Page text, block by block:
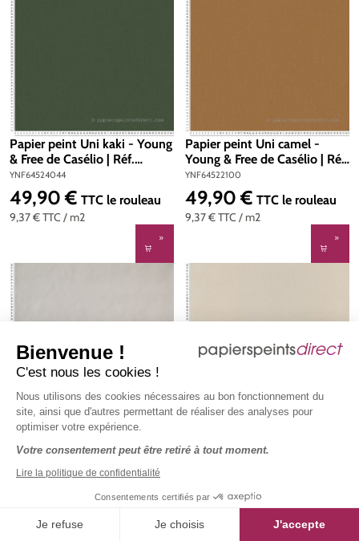
Bienvenue !
C'est nous les cookies !
Nous utilisons des cookies nécessaires au bon fonctionnement du
site, ainsi que d'autres permettant de réaliser des analyses pour
optimiser votre expérience.
Votre consentement peut être retiré à tout moment.
Lire la politique de confidentialité
Consentements certifiés par
Je refuse Je choisis J'accepte
Papier peint Uni kaki - Young
& Free de Casélio | Réf.
YNF64524044
YNF64524044
9,37 €TTC / m2
Prix régulier :
49,90 € TTC le rouleau
Papier peint Uni camel -
Young & Free de Casélio | Réf.
YNF64522100
YNF64522100
9,37 €TTC / m2
Prix régulier :
49,90 € TTC le rouleau
Papier peint Uni taupe clair -
Papier peint Uni beige -
Young & Free de Casélio | Réf.